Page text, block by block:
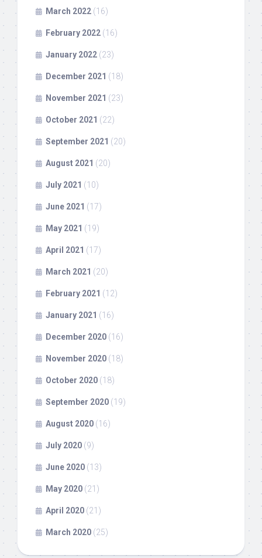
March 2022 (16)
February 2022 (16)
January 2022 (23)
December 2021 (18)
November 2021 (23)
October 2021 (22)
September 2021 (20)
August 2021 (20)
July 2021 (10)
June 2021 (17)
May 2021 (19)
April 2021 (17)
March 2021 (20)
February 2021 (12)
January 2021 (16)
December 2020 (16)
November 2020 (18)
October 2020 (18)
September 2020 (19)
August 2020 (16)
July 2020 (9)
June 2020 (13)
May 2020 (21)
April 2020 (21)
March 2020 (25)